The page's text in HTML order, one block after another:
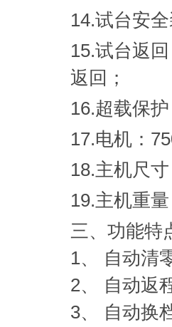
14.试台安
15.试台返
返回；
16.超载保
17.电机：
18.主机尺
19.主机重
三、功能特
1、 自动清
2、 自动返
3、 自动换